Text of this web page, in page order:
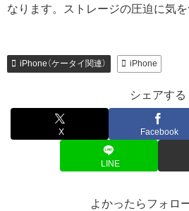
なります。ストレージの圧迫に気を
iPhone（ケータイ関連） iPhone
シェアする
X Facebook
LINE
よかったらフォロ